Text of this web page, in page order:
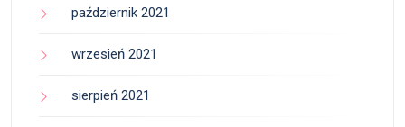
październik 2021
wrzesień 2021
sierpień 2021